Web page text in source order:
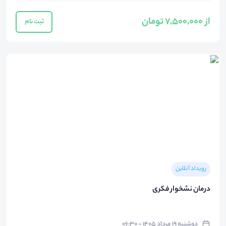
از 7,500,000 تومان ثبت نام
رویداد آنلاین
درمان نشخوار فکری